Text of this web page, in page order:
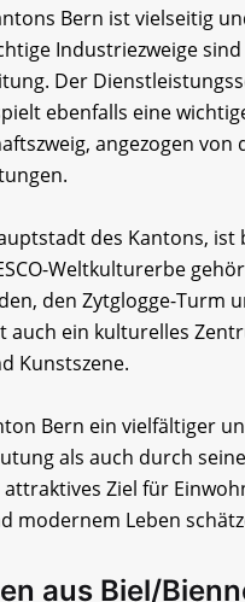
Bern ist vielseitig
Industriezweige
Der
ebenfalls eine
angezogen
des Kantons,
Weltkulturerbe
den Zytglogge-Turm
auch ein kulturelles
Kunstszene.
Bern ein vielfältiger
als auch durch
Ziel für
modernem Leben
aus Biel/